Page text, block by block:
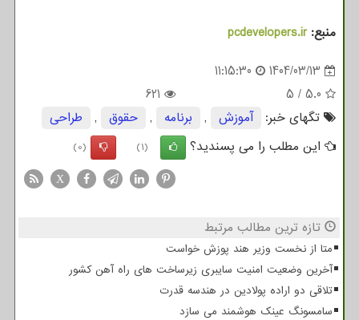
منبع:pcdevelopers.ir
1404/03/13
11:15:30
5.0
/
5
621
تگهای خبر:
آموزش , برنامه , حقوق ,
طراحی
این مطلب را می پسندید؟
(1)
(0)
X
تازه ترین مطالب مرتبط
متا از نخست وزیر هند پوزش خواست
آخرین وضعیت امنیت سایبری زیرساخت های راه آهن کشور
تلاقی دو اراده پولادین در هندسه قدرت
سامسونگ عینک هوشمند می سازد